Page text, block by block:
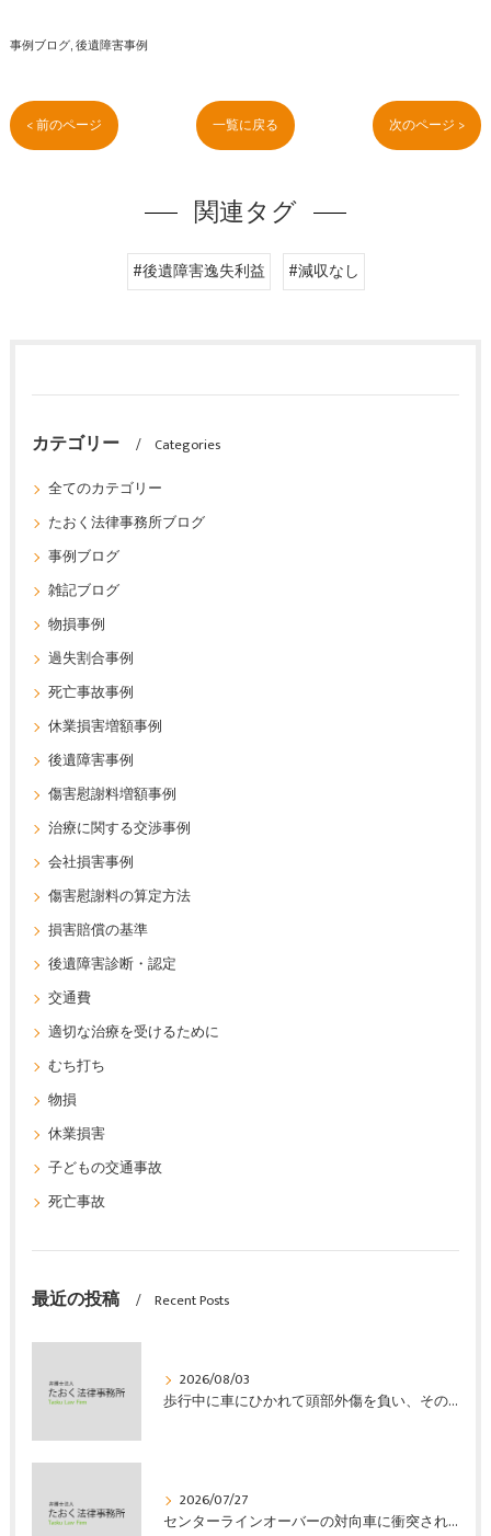
事例ブログ 後遺障害事例
< 前のページ 一覧に戻る 次のページ >
関連タグ
#後遺障害逸失利益 #減収なし
カテゴリー
Categories
全てのカテゴリー
たおく法律事務所ブログ
事例ブログ
雑記ブログ
物損事例
過失割合事例
死亡事故事例
休業損害増額事例
後遺障害事例
傷害慰謝料増額事例
治療に関する交渉事例
会社損害事例
傷害慰謝料の算定方法
損害賠償の基準
後遺障害診断・認定
交通費
適切な治療を受けるために
むち打ち
物損
休業損害
子どもの交通事故
死亡事故
最近の投稿 Recent Posts
2026/08/03
歩行中に車にひかれて頭部外傷を負い、その４か月後に亡くなり、死亡部分も含めて裁判所の基準で損害賠償金を獲得した事案｜たおく法律事務所
2026/07/27
センターラインオーバーの対向車に衝突され、むち打ちを発症し、裁判所の基準で慰謝料などの損害賠償金を獲得した事案｜たおく法律事務所